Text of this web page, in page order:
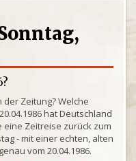
Zeitung? Welche
hat Deutschland
eine Zeitreise zurück zum
- mit einer echten, alten
vom 20.04.1986.